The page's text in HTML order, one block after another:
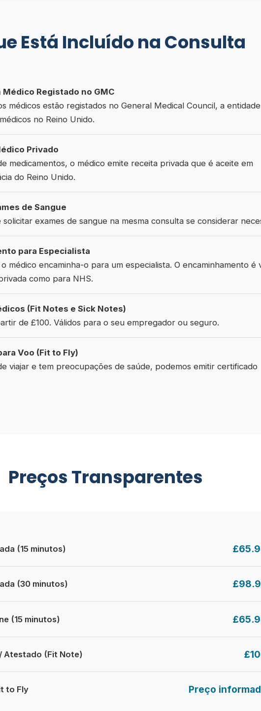
Está Incluído na Consulta
Registado no GMC
médicos estão registados no General Medical Council, a entidade
no Reino Unido.
Privado
medicamentos, o médico emite receita privada que é aceite em
do Reino Unido.
de Sangue
exames de sangue na mesma consulta se considerar
para Especialista
médico encaminha-o para um especialista. O encaminhamento é
como para NHS.
(Fit Notes e Sick Notes)
de £100. Válidos para o seu empregador ou seguro.
Voo (Fit to Fly)
viajar e tem preocupações de saúde, podemos emitir certificado
Preços Transparentes
(15 minutos)
(30 minutos)
(15 minutos)
Atestado (Fit Note)
to Fly Preço